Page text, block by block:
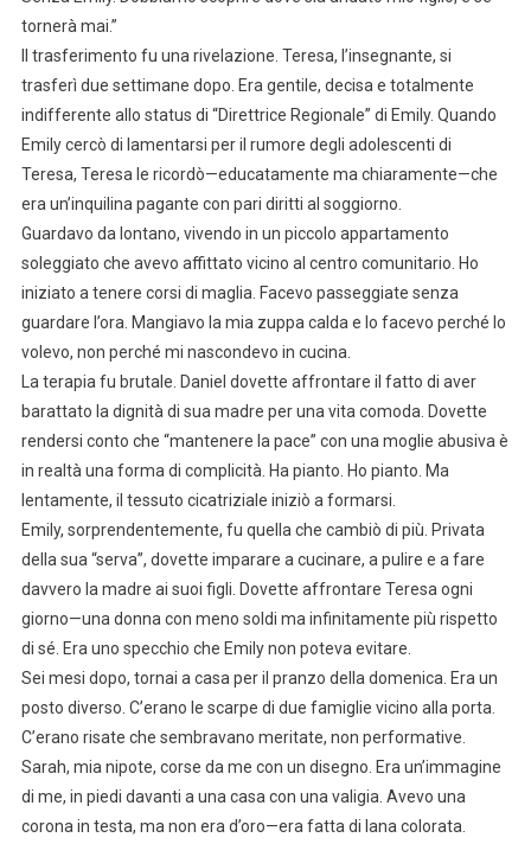
tornerà mai.”
Il trasferimento fu una rivelazione. Teresa, l’insegnante, si
trasferì due settimane dopo. Era gentile, decisa e totalmente
indifferente allo status di “Direttrice Regionale” di Emily. Quando
Emily cercò di lamentarsi per il rumore degli adolescenti di
Teresa, Teresa le ricordò—educatamente ma chiaramente—che
era un’inquilina pagante con pari diritti al soggiorno.
Guardavo da lontano, vivendo in un piccolo appartamento
soleggiato che avevo affittato vicino al centro comunitario. Ho
iniziato a tenere corsi di maglia. Facevo passeggiate senza
guardare l’ora. Mangiavo la mia zuppa calda e lo facevo perché lo
volevo, non perché mi nascondevo in cucina.
La terapia fu brutale. Daniel dovette affrontare il fatto di aver
barattato la dignità di sua madre per una vita comoda. Dovette
rendersi conto che “mantenere la pace” con una moglie abusiva è
in realtà una forma di complicità. Ha pianto. Ho pianto. Ma
lentamente, il tessuto cicatriziale iniziò a formarsi.
Emily, sorprendentemente, fu quella che cambiò di più. Privata
della sua “serva”, dovette imparare a cucinare, a pulire e a fare
davvero la madre ai suoi figli. Dovette affrontare Teresa ogni
giorno—una donna con meno soldi ma infinitamente più rispetto
di sé. Era uno specchio che Emily non poteva evitare.
Sei mesi dopo, tornai a casa per il pranzo della domenica. Era un
posto diverso. C’erano le scarpe di due famiglie vicino alla porta.
C’erano risate che sembravano meritate, non performative.
Sarah, mia nipote, corse da me con un disegno. Era un’immagine
di me, in piedi davanti a una casa con una valigia. Avevo una
corona in testa, ma non era d’oro—era fatta di lana colorata.